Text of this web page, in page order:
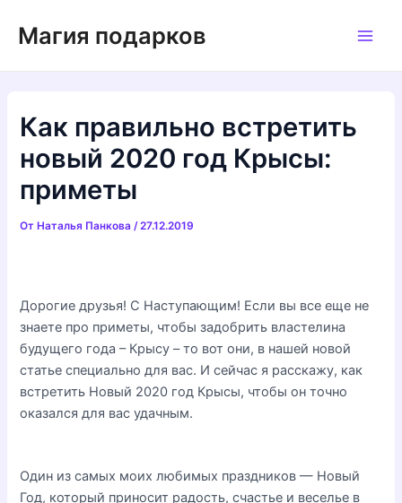
Магия подарков
Как правильно встретить
новый 2020 год Крысы:
приметы
ОтНаталья Панкова /27.12.2019
Дорогие друзья! С Наступающим! Если вы все еще не
знаете про приметы, чтобы задобрить властелина
будущего года – Крысу – то вот они, в нашей новой
статье специально для вас. И сейчас я расскажу, как
встретить Новый 2020 год Крысы, чтобы он точно
оказался для вас удачным.
Один из самых моих любимых праздников — Новый
Год, который приносит радость, счастье и веселье в